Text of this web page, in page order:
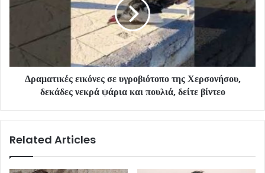
Δραματικές εικόνες σε υγροβιότοπο της Χερσονήσου,
δεκάδες νεκρά ψάρια και πουλιά, δείτε βίντεο
Related Articles